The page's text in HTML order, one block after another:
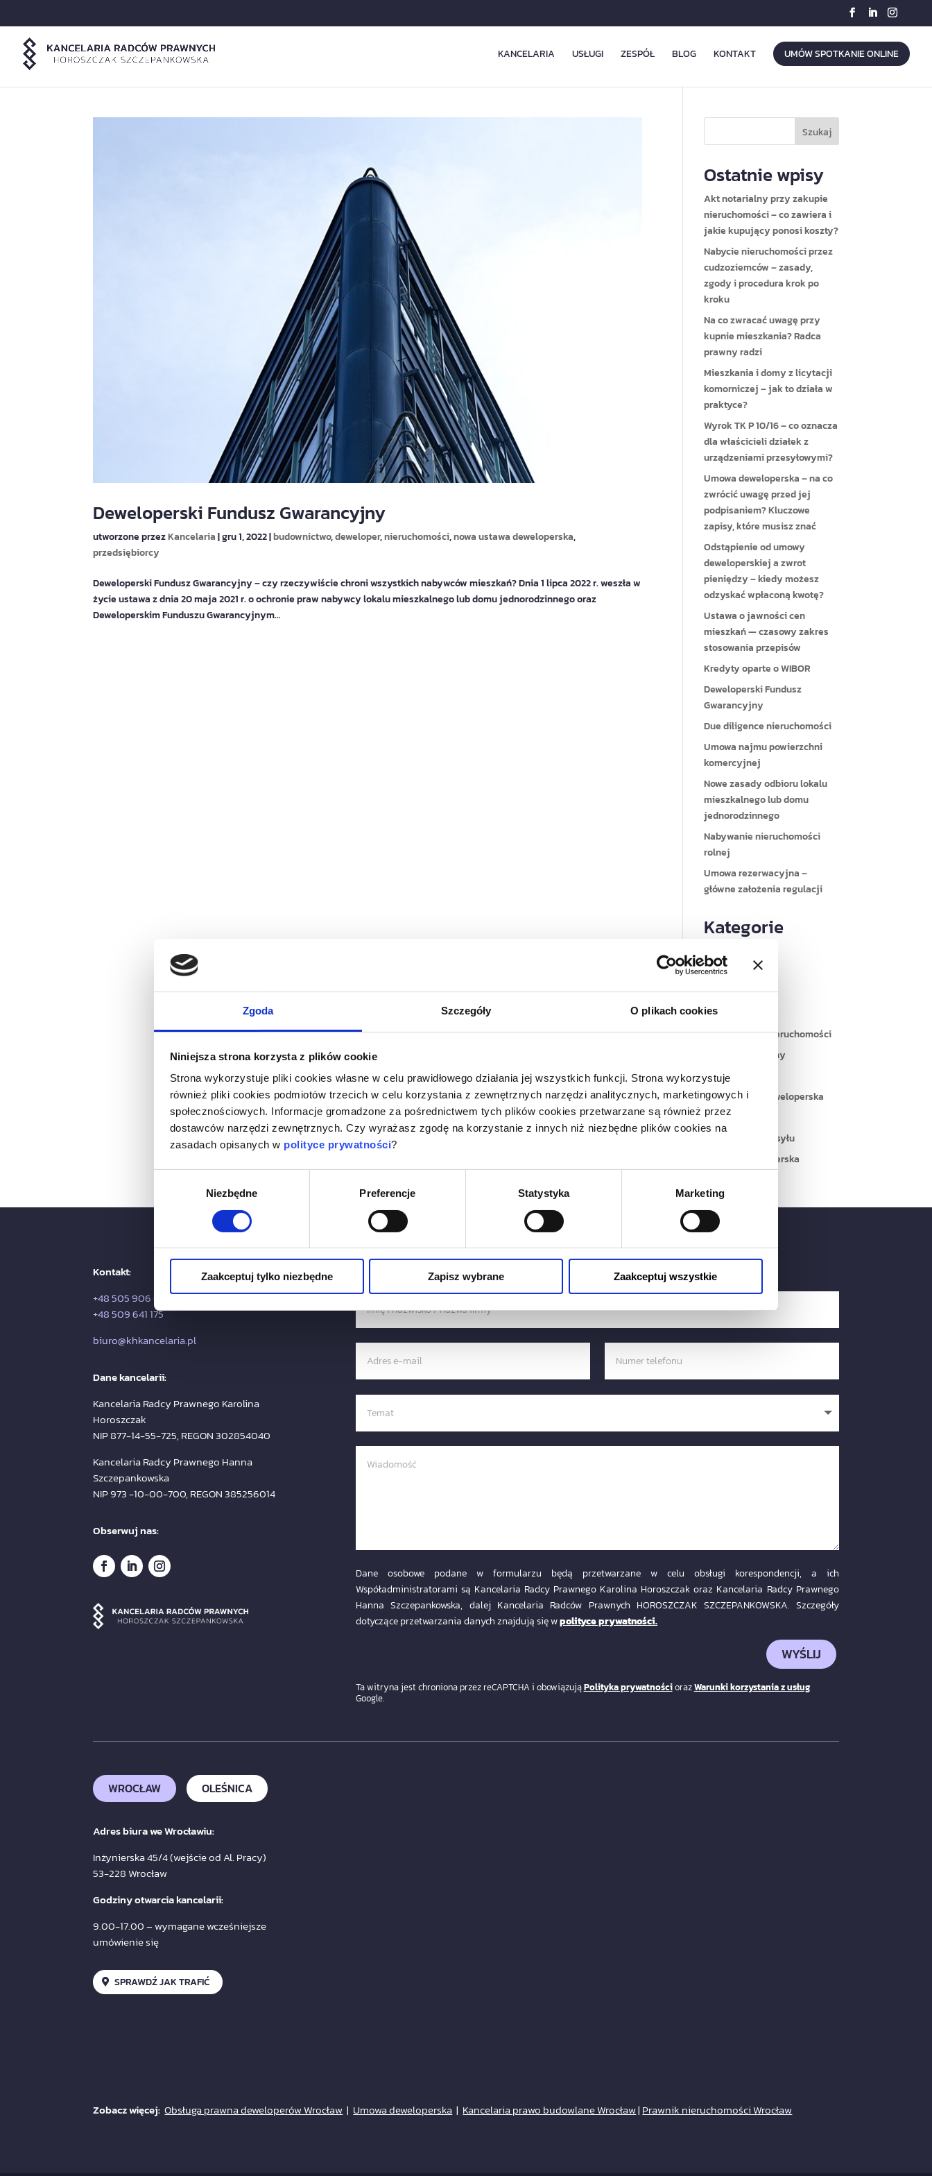
Zgoda Szczegóły O plikach cookies
Niniejsza strona korzysta z plików cookie
Strona wykorzystuje pliki cookies własne w celu prawidłowego działania jej wszystkich funkcji. Strona wykorzystuje
również pliki cookies podmiotów trzecich w celu korzystania z zewnętrznych narzędzi analitycznych, marketingowych i
społecznościowych. Informacje gromadzone za pośrednictwem tych plików cookies przetwarzane są również przez
dostawców narzędzi zewnętrznych. Czy wyrażasz zgodę na korzystanie z innych niż niezbędne plików cookies na
zasadach opisanych w polityce prywatności?
Niezbędne Preferencje Statystyka Marketing
Zaakceptuj tylko niezbędne Zapisz wybrane Zaakceptuj wszystkie
KANCELARIA USŁUGI ZESPÓŁ BLOG KONTAKT UMÓW SPOTKANIE ONLINE
Deweloperski Fundusz Gwarancyjny
utworzone przezKancelaria|gru 1, 2022|budownictwo,deweloper,nieruchomości,nowa ustawa deweloperska,
przedsiębiorcy
Deweloperski Fundusz Gwarancyjny – czy rzeczywiście chroni wszystkich nabywców mieszkań? Dnia 1 lipca 2022 r. weszła w
życie ustawa z dnia 20 maja 2021 r. o ochronie praw nabywcy lokalu mieszkalnego lub domu jednorodzinnego oraz
Deweloperskim Funduszu Gwarancyjnym...
Szukaj
Ostatnie wpisy
Akt notarialny przy zakupie
nieruchomości – co zawiera i
jakie kupujący ponosi koszty?
Nabycie nieruchomości przez
cudzoziemców – zasady,
zgody i procedura krok po
kroku
Na co zwracać uwagę przy
kupnie mieszkania? Radca
prawny radzi
Mieszkania i domy z licytacji
komorniczej – jak to działa w
praktyce?
Wyrok TK P 10/16 – co oznacza
dla właścicieli działek z
urządzeniami przesyłowymi?
Umowa deweloperska – na co
zwrócić uwagę przed jej
podpisaniem? Kluczowe
zapisy, które musisz znać
Odstąpienie od umowy
deweloperskiej a zwrot
pieniędzy – kiedy możesz
odzyskać wpłaconą kwotę?
Ustawa o jawności cen
mieszkań — czasowy zakres
stosowania przepisów
Kredyty oparte o WIBOR
Deweloperski Fundusz
Gwarancyjny
Due diligence nieruchomości
Umowa najmu powierzchni
komercyjnej
Nowe zasady odbioru lokalu
mieszkalnego lub domu
jednorodzinnego
Nabywanie nieruchomości
rolnej
Umowa rezerwacyjna –
główne założenia regulacji
Kategorie
bez kategorii
budownictwo
deweloper
Due diligence nieruchomości
kredyt hipoteczny
nieruchomości
nowa ustawa deweloperska
przedsiębiorcy
Służebność przesyłu
Umowa deweloperska
Kontakt:
+48 505 906 670
+48 509 641 175
biuro@khkancelaria.pl
Dane kancelarii:
Kancelaria Radcy Prawnego Karolina
Horoszczak
NIP 877-14-55-725, REGON 302854040
Kancelaria Radcy Prawnego Hanna
Szczepankowska
NIP 973 -10-00-700, REGON 385256014
Obserwuj nas:
Napisz do nas:
Dane osobowe podane w formularzu będą przetwarzane w celu obsługi korespondencji, a ich
Współadministratorami są Kancelaria Radcy Prawnego Karolina Horoszczak oraz Kancelaria Radcy Prawnego
Hanna Szczepankowska, dalej Kancelaria Radców Prawnych HOROSZCZAK SZCZEPANKOWSKA. Szczegóły
dotyczące przetwarzania danych znajdują się wpolityce prywatności.
WYŚLIJ
Ta witryna jest chroniona przez reCAPTCHA i obowiązująPolityka prywatnościorazWarunki korzystania z usług
Google.
WROCŁAW OLEŚNICA
Adres biura we Wrocławiu:
Inżynierska 45/4 (wejście od Al. Pracy)
53-228 Wrocław
Godziny otwarcia kancelarii:
9.00-17.00 – wymagane wcześniejsze
umówienie się
SPRAWDŹ JAK TRAFIĆ
Zobacz więcej: Obsługa prawna deweloperów Wrocław | Umowa deweloperska | Kancelaria prawo budowlane Wrocław| Prawnik nieruchomości Wrocław